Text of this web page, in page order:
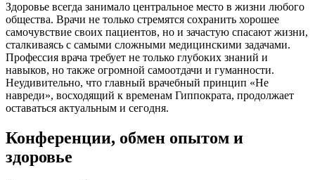
Здоровье всегда занимало центральное место в жизни любого
общества. Врачи не только стремятся сохранить хорошее
самочувствие своих пациентов, но и зачастую спасают жизни,
сталкиваясь с самыми сложными медицинскими задачами.
Профессия врача требует не только глубоких знаний и
навыков, но также огромной самоотдачи и гуманности.
Неудивительно, что главный врачебный принцип «Не
навреди», восходящий к временам Гиппократа, продолжает
оставаться актуальным и сегодня.
Конференции, обмен опытом и
здоровье